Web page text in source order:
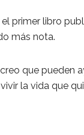
primer libro
más nota.
que pueden
la vida que